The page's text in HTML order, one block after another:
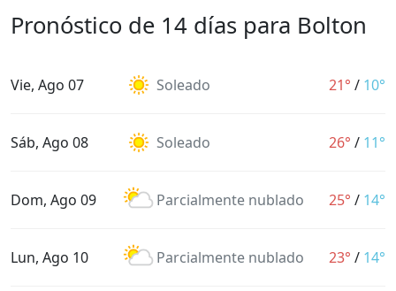
Pronóstico de 14 días para Bolton
Vie, Ago 07 Soleado 21° / 10°
Sáb, Ago 08 Soleado 26° / 11°
Dom, Ago 09 Parcialmente nublado 25° / 14°
Lun, Ago 10 Parcialmente nublado 23° / 14°